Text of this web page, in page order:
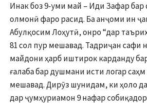
Инак боз 9-уми май – Иди Зафар
олмонӣ фаро расид. Ба анҷоми ин
Абулқосим Лоҳутӣ, онро “дар
81 сол пур мешавад. Тадриҷан сафи
майдони ҳарб иштирок карданду
ғалаба бар душмани исти логар
мешавад. Дирӯз шунидам, ки ҳоло
дар ҷумҳуриамон 9 нафар